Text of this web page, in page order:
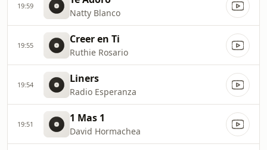
19:59
Natty Blanco
19:55 Creer en Ti
Ruthie Rosario
19:54 Liners
Radio Esperanza
19:51 1 Mas 1
David Hormachea